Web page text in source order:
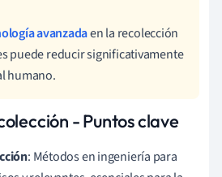
avanzadaen la recolección
puede reducir significativamente
humano.
- Puntos clave
: Métodos en ingeniería para